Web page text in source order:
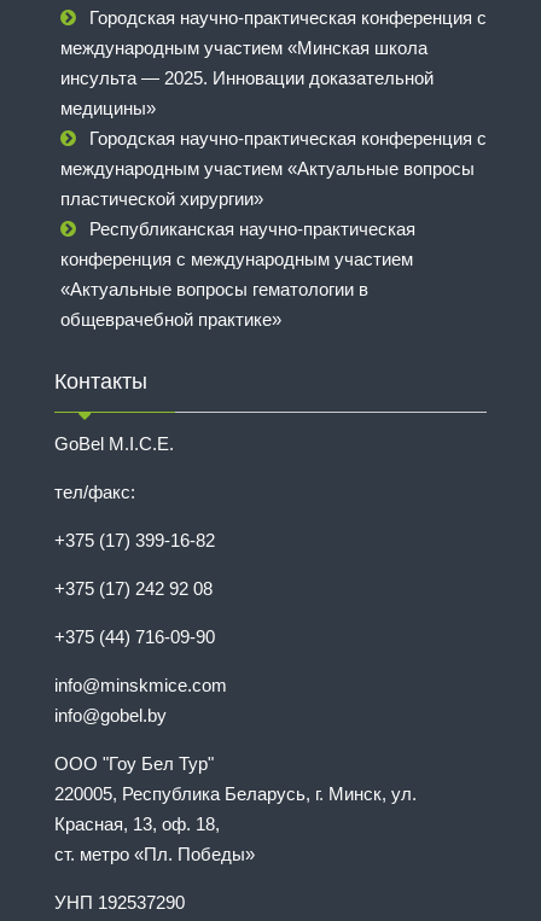
Городская научно-практическая конференция с
международным участием «Минская школа
инсульта — 2025. Инновации доказательной
медицины»
Городская научно-практическая конференция с
международным участием «Актуальные вопросы
пластической хирургии»
Республиканская научно-практическая
конференция с международным участием
«Актуальные вопросы гематологии в
общеврачебной практике»
Контакты
GoBel M.I.C.E.
тел/факс:
+375 (17) 399-16-82
+375 (17) 242 92 08
+375 (44) 716-09-90
info@minskmice.com
info@gobel.by
ООО "Гоу Бел Тур"
220005, Республика Беларусь, г. Минск, ул.
Красная, 13, оф. 18,
ст. метро «Пл. Победы»
УНП 192537290